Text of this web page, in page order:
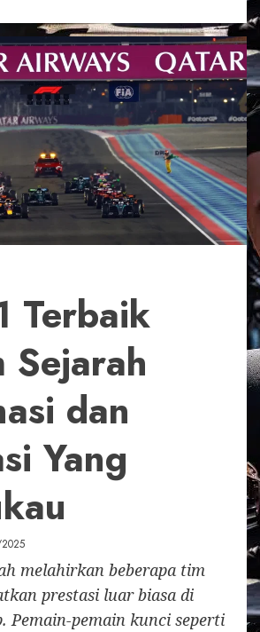
Terbaik
Sejarah
dan
Yang
melahirkan beberapa tim
prestasi luar biasa di
Pemain-pemain kunci seperti